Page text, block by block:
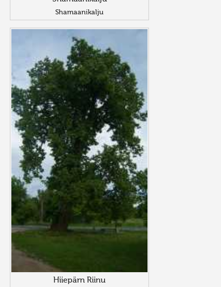
Shamaanikalju
Hiiepärn Riinu